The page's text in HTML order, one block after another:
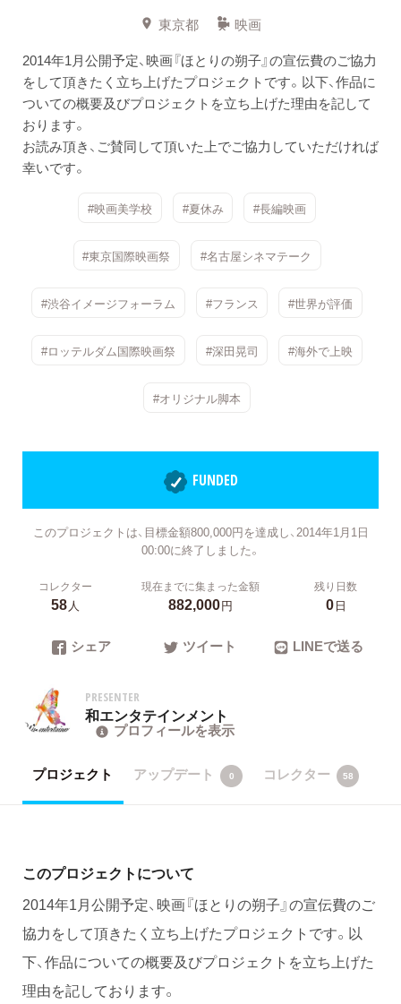
東京都
映画
2014年1月公開予定、映画『ほとりの朔子』の宣伝費のご協力
をして頂きたく立ち上げたプロジェクトです。以下、作品に
ついての概要及びプロジェクトを立ち上げた理由を記して
おります。
お読み頂き、ご賛同して頂いた上でご協力していただければ
幸いです。
#映画美学校 #夏休み #長編映画
#東京国際映画祭 #名古屋シネマテーク
#渋谷イメージフォーラム #フランス #世界が評価
#ロッテルダム国際映画祭 #深田晃司 #海外で上映
#オリジナル脚本
FUNDED
このプロジェクトは、目標金額800,000円を達成し、2014年1月1日
00:00に終了しました。
コレクター
58人
現在までに集まった金額
882,000円
残り日数
0日
シェア ツイート LINEで送る
PRESENTER
和エンタテインメント
プロフィールを表示
プロジェクト アップデート 0 コレクター 58
このプロジェクトについて
2014年1月公開予定、映画『ほとりの朔子』の宣伝費のご
協力をして頂きたく立ち上げたプロジェクトです。以
下、作品についての概要及びプロジェクトを立ち上げた
理由を記しております。